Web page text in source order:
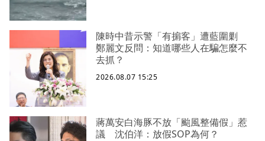
陳時中昔示警「有掮客」遭藍圍剿
鄭麗文反問：知道哪些人在騙怎麼不
去抓？
2026.08.07 15:25
蔣萬安白海豚不放「颱風整備假」惹
議 沈伯洋：放假SOP為何？